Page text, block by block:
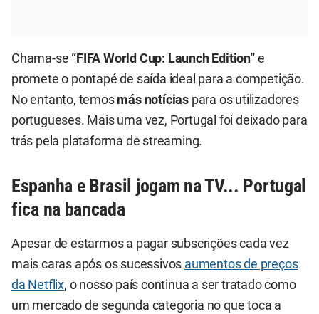
Chama-se “FIFA World Cup: Launch Edition”e
promete o pontapé de saída ideal para a competição.
No entanto, temos más notícias para os utilizadores
portugueses. Mais uma vez, Portugal foi deixado para
trás pela plataforma de streaming.
Espanha e Brasil jogam na TV... Portugal
fica na bancada
Apesar de estarmos a pagar subscrições cada vez
mais caras após os sucessivos aumentos de preços
da Netflix, o nosso país continua a ser tratado como
um mercado de segunda categoria no que toca a